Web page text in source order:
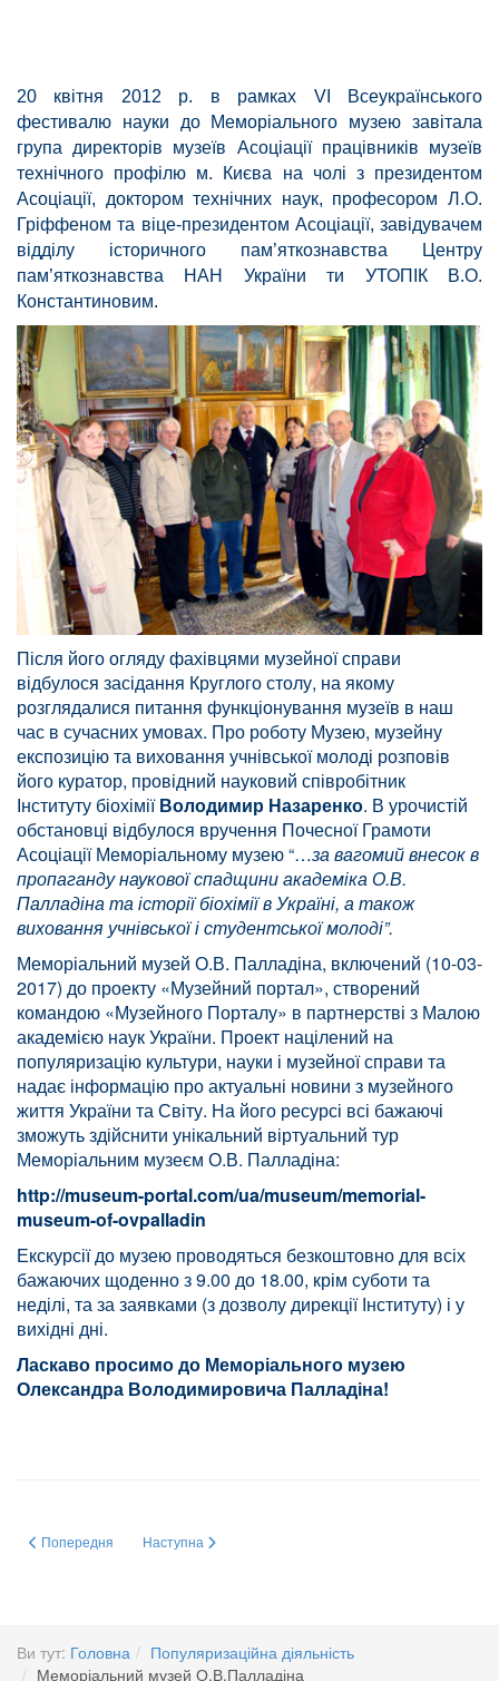
20 квітня 2012 р. в рамках VI Всеукраїнського
фестивалю науки до Меморіального музею завітала
група директорів музеїв Асоціації працівників музеїв
технічного профілю м. Києва на чолі з президентом
Асоціації, доктором технічних наук, професором Л.О.
Гріффеном та віце-президентом Асоціації, завідувачем
відділу історичного пам’яткознавства Центру
пам’яткознавства НАН України ти УТОПІК В.О.
Константиновим.
Після його огляду фахівцями музейної справи
відбулося засідання Круглого столу, на якому
розглядалися питання функціонування музеїв в наш
час в сучасних умовах. Про роботу Музею, музейну
експозицію та виховання учнівської молоді розповів
його куратор, провідний науковий співробітник
Інституту біохіміїВолодимир Назаренко. В урочистій
обстановці відбулося вручення Почесної Грамоти
Асоціації Меморіальному музею “…за вагомий внесок в
пропаганду наукової спадщини академіка О.В.
Палладіна та історії біохімії в Україні, а також
виховання учнівської і студентської молоді”.
Меморіальний музей О.В. Палладіна, включений (10-03-
2017) до проекту «Музейний портал», створений
командою «Музейного Порталу» в партнерстві з Малою
академією наук України. Проект націлений на
популяризацію культури, науки і музейної справи та
надає інформацію про актуальні новини з музейного
життя України та Світу. На його ресурсі всі бажаючі
зможуть здійснити унікальний віртуальний тур
Меморіальним музеєм О.В. Палладіна:
http://museum-portal.com/ua/museum/memorial-
museum-of-ovpalladin
Екскурсії до музею проводяться безкоштовно для всіх
бажаючих щоденно з 9.00 до 18.00, крім суботи та
неділі, та за заявками (з дозволу дирекції Інституту) і у
вихідні дні.
Ласкаво просимо до Меморіального музею
Олександра Володимировича Палладіна!
Попередня стаття: 24 травня 2026 року в Інституті біохімії ім. О.В.
Попередня Наступна стаття: Меморіальний музей О.В.Палладіна
Наступна
Ви тут: Головна
Популяризаційна діяльність
Меморіальний музей О.В.Палладіна